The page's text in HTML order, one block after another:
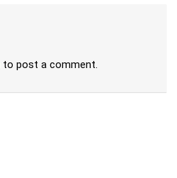
to post a comment.